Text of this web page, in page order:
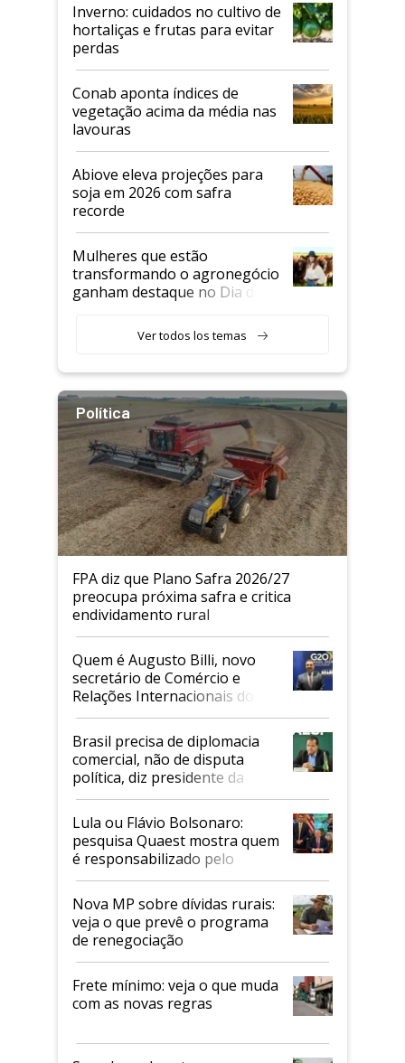
Inverno: cuidados no cultivo de
hortaliças e frutas para evitar
perdas
Conab aponta índices de
vegetação acima da média nas
lavouras
Abiove eleva projeções para
soja em 2026 com safra
recorde
Mulheres que estão
transformando o agronegócio
ganham destaque no Dia do
Ver todos los temas
Política
FPA diz que Plano Safra 2026/27
preocupa próxima safra e critica
endividamento rural
Quem é Augusto Billi, novo
secretário de Comércio e
Relações Internacionais do
Mapa
Brasil precisa de diplomacia
comercial, não de disputa
política, diz presidente da
Faesp
Lula ou Flávio Bolsonaro:
pesquisa Quaest mostra quem
é responsabilizado pelo
tarifaço dos EUA
Nova MP sobre dívidas rurais:
veja o que prevê o programa
de renegociação
Frete mínimo: veja o que muda
com as novas regras